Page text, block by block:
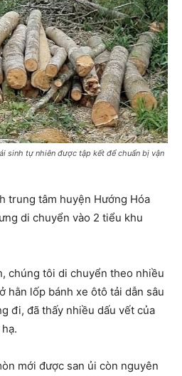
sinh tự nhiên được tập kết để chuẩn bị vận
trung tâm huyện Hướng Hóa
di chuyển vào 2 tiểu khu
chúng tôi di chuyển theo nhiều
hằn lốp bánh xe ôtô tải dẫn sâu
đi, đã thấy nhiều dấu vết của
mới được san ủi còn nguyên